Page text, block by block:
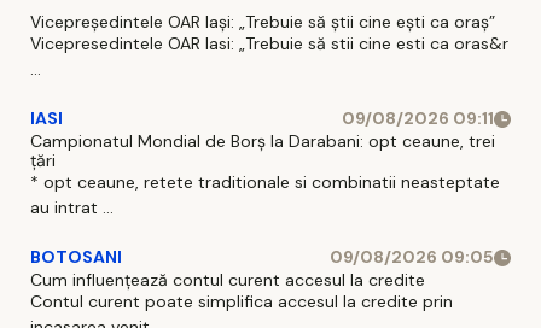
Vicepreședintele OAR Iași: „Trebuie să știi cine ești ca oraș”
Vicepresedintele OAR Iasi: „Trebuie să stii cine esti ca oras&r
...
IASI
09/08/2026 09:11
Campionatul Mondial de Borș la Darabani: opt ceaune, trei
țări
* opt ceaune, retete traditionale si combinatii neasteptate
au intrat ...
BOTOSANI
09/08/2026 09:05
Cum influențează contul curent accesul la credite
Contul curent poate simplifica accesul la credite prin